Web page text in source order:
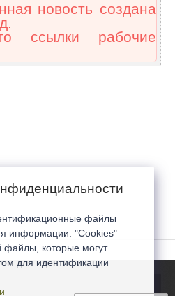
новость создана
ссылки рабочие
файлы
информации. "Cookies"
файлы, которые могут
для идентификации